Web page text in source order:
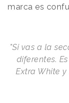
marca es
"Si vas a la
diferentes.
Extra White y